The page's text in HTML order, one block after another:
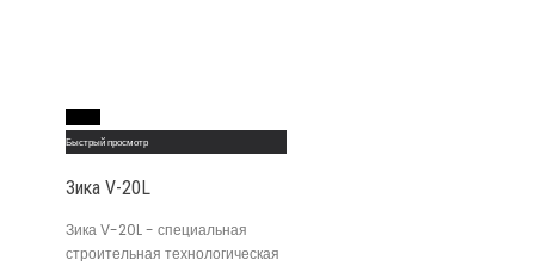
Быстрый просмотр
Зика V-20L
Зика V-20L - специальная
строительная технологическая